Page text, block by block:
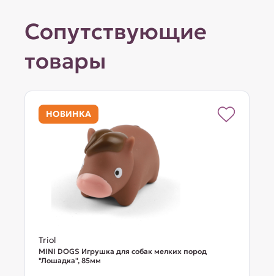
Сопутствующие
товары
НОВИНКА
Triol
MINI DOGS Игрушка для собак мелких пород
"Лошадка", 85мм